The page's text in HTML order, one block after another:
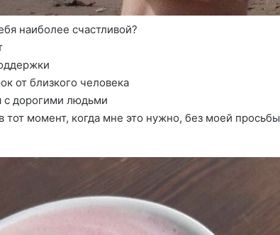
наиболее счастливой?
от близкого человека
с дорогими людьми
тот момент, когда мне это нужно, без моей просьбы